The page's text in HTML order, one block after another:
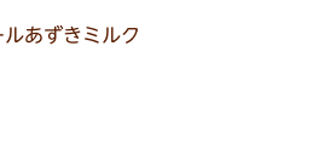
あずきミルク